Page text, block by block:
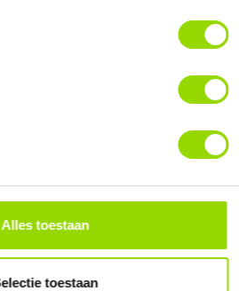
Alles toestaan
toestaan
CONTACT OP
training